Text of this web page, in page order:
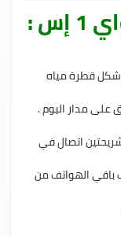
مميزات هاتف فيفو واي 1 إس :
قطرة مياه
على مدار اليوم .
اتصال في
باقي الهواتف من